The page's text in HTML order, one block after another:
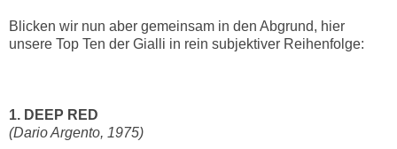
Blicken wir nun aber gemeinsam in den Abgrund, hier
unsere Top Ten der Gialli in rein subjektiver Reihenfolge:
1. DEEP RED
(Dario Argento, 1975)